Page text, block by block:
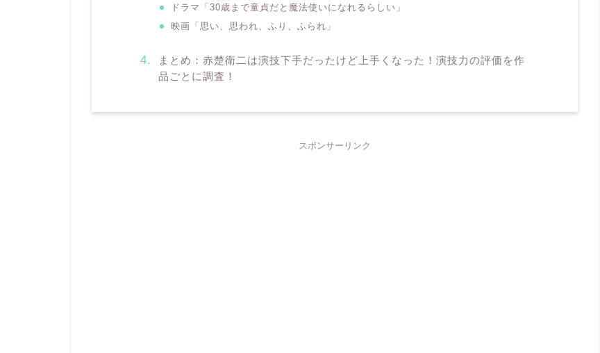
ドラマ「30歳まで童貞だと魔法使いになれるらしい」
映画「思い、思われ、ふり、ふられ」
まとめ：赤楚衛二は演技下手だったけど上手くなった！演技力の評価を作
品ごとに調査！
スポンサーリンク